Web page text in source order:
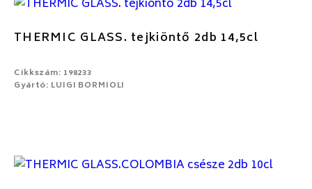
THERMIC GLASS. tejkiöntő 2db 14,5cl
Cikkszám: 198233
Gyártó: LUIGI BORMIOLI